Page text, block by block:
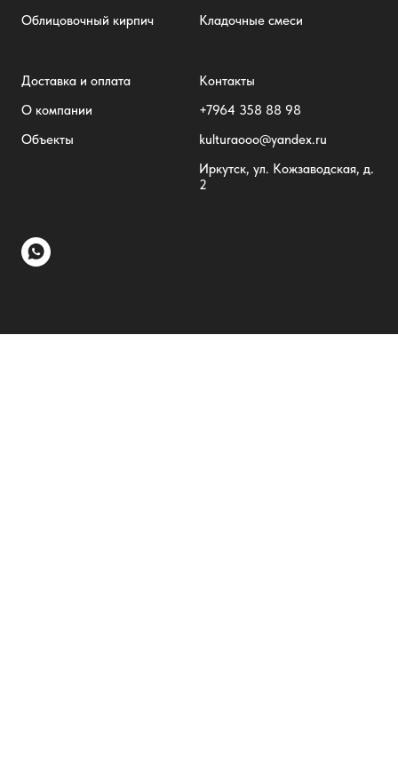
Облицовочный кирпич
Кладочные смеси
Доставка и оплата
О компании
Объекты
Контакты
+7964 358 88 98
kulturaooo@yandex.ru
Иркутск, ул. Кожзаводская, д.
2